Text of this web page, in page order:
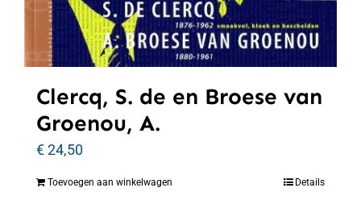
Clercq, S. de en Broese van
Groenou, A.
€24,50
Toevoegen aan winkelwagen Details